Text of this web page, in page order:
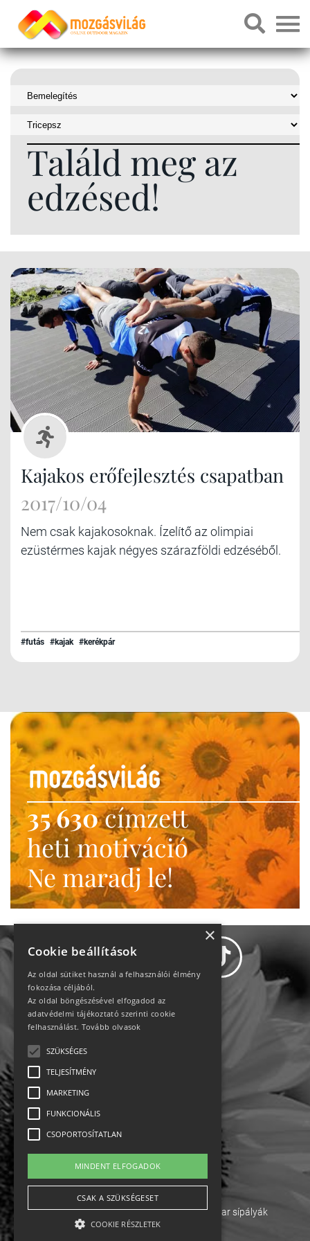
Találd meg az
edzésed!
Kajakos erőfejlesztés csapatban
2017/10/04
Nem csak kajakosoknak. Ízelítő az olimpiai
ezüstérmes kajak négyes szárazföldi edzéséből.
#futás #kajak #kerékpár
35 630címzett
heti motiváció
Ne maradj le!
Adatvédelem
Impresszum-kapcsolat
English
Ebike Osztrák sípályák Magyar sípályák
×
Cookie beállítások
Az oldal sütiket használ a felhasználói élmény
fokozása céljából.
Az oldal böngészésével elfogadod az
adatvédelmi tájékoztató szerinti cookie
felhasználást. Tovább olvasok
SZÜKSÉGES
TELJESÍTMÉNY
MARKETING
FUNKCIONÁLIS
CSOPORTOSÍTATLAN
MINDENT ELFOGADOK
CSAK A SZÜKSÉGESET
COOKIE RÉSZLETEK